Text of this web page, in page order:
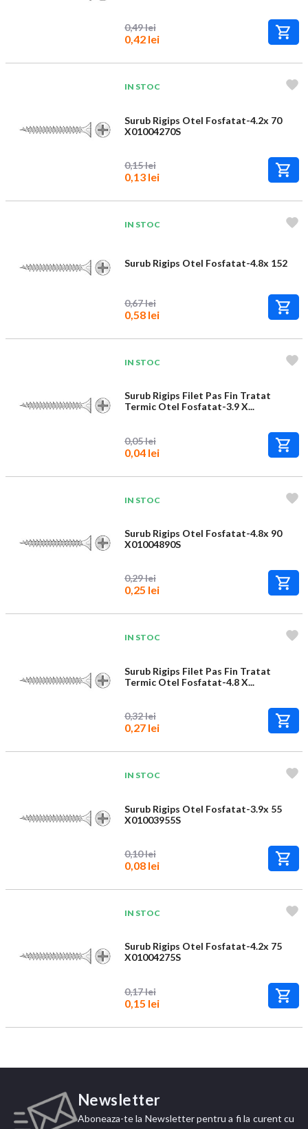
0,49 lei
0,42 lei
IN STOC
Surub Rigips Otel Fosfatat-4.2x 70
X01004270S
0,15 lei
0,13 lei
IN STOC
Surub Rigips Otel Fosfatat-4.8x 152
0,67 lei
0,58 lei
IN STOC
Surub Rigips Filet Pas Fin Tratat
Termic Otel Fosfatat-3.9 X...
0,05 lei
0,04 lei
IN STOC
Surub Rigips Otel Fosfatat-4.8x 90
X01004890S
0,29 lei
0,25 lei
IN STOC
Surub Rigips Filet Pas Fin Tratat
Termic Otel Fosfatat-4.8 X...
0,32 lei
0,27 lei
IN STOC
Surub Rigips Otel Fosfatat-3.9x 55
X01003955S
0,10 lei
0,08 lei
IN STOC
Surub Rigips Otel Fosfatat-4.2x 75
X01004275S
0,17 lei
0,15 lei
Newsletter
Aboneaza-te la Newsletter pentru a fi la curent cu